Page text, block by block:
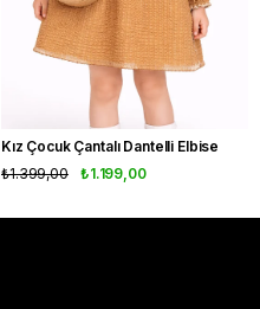
Kız Çocuk Çantalı Dantelli Elbise
₺1.199,00
₺1.399,00